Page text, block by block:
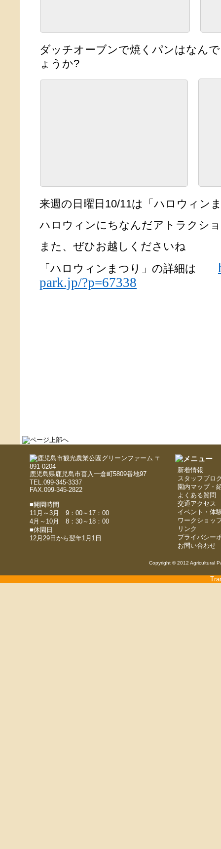
ダッチオーブンで焼くパンはなん
ょうか?
来週の日曜日10/11は「ハロウィン
ハロウィンにちなんだアトラクシ
また、ぜひお越しくださいね
「ハロウィンまつり」の詳細は
park.jp/?p=67338
〒
891-0204
鹿児島県鹿児島市喜入一倉町5809番地97
TEL.099-345-3337
FAX.099-345-2822
■開園時間
11月～3月 9：00～17：00
4月～10月 8：30～18：00
■休園日
12月29日から翌年1月1日
新着情報
スタッフブロ
園内マップ・
よくある質問
交通アクセス
イベント・体
ワークショッ
リンク
プライバシー
お問い合わせ
Copyright © 2012 Agricultural